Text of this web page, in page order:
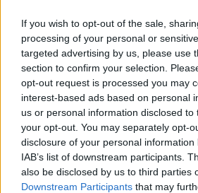
If you wish to opt-out of the sale,
processing of your personal or
targeted advertising by us, please use
section to confirm your selection.
opt-out request is processed you may
interest-based ads based on personal
us or personal information disclosed
your opt-out. You may separately opt-
disclosure of your personal
IAB’s list of downstream participants.
also be disclosed by us to third parties
Downstream Participants that may
Covid in Toscana, uno dei quali in
Questa la distribuzione delle nuove
Arezzo e tracciate dall'Asl sud est:
Anghiari
3
Arezzo
24
Bibbiena
7
Bucine
3
Caprese Michelangelo
1
Castel San Niccolò
2
Castelfranco Piandiscò
5